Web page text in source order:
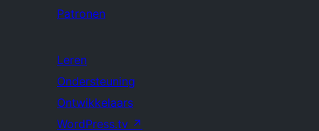
Patronen
Leren
Ondersteuning
Ontwikkelaars
WordPress.tv ↗